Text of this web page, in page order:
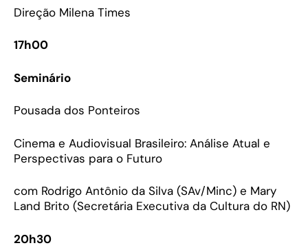
Direção Milena Times
17h00
Seminário
Pousada dos Ponteiros
Cinema e Audiovisual Brasileiro: Análise Atual e
Perspectivas para o Futuro
com Rodrigo Antônio da Silva (SAv/Minc) e Mary
Land Brito (Secretária Executiva da Cultura do RN)
20h30